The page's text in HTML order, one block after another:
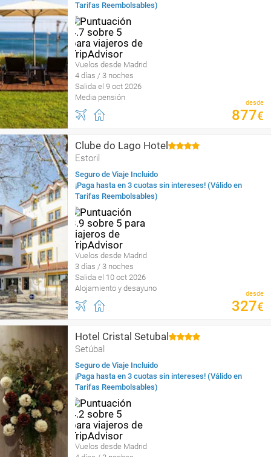
Tarifas Reembolsables)
Vuelos desde Madrid
4 días / 3 noches
Salida el 9 oct 2026
Media pensión
desde
877€
Clube do Lago Hotel
Estoril
Seguro de Viaje Incluido
¡Paga hasta en 3 cuotas sin intereses! (Válido en
Tarifas Reembolsables)
Vuelos desde Madrid
3 días / 3 noches
Salida el 10 oct 2026
Alojamiento y desayuno
desde
327€
Hotel Cristal Setubal
Setúbal
Seguro de Viaje Incluido
¡Paga hasta en 3 cuotas sin intereses! (Válido en
Tarifas Reembolsables)
Vuelos desde Madrid